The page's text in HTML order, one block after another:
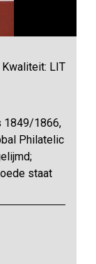
Kwaliteit: LIT
1849/1866,
Philatelic
staat